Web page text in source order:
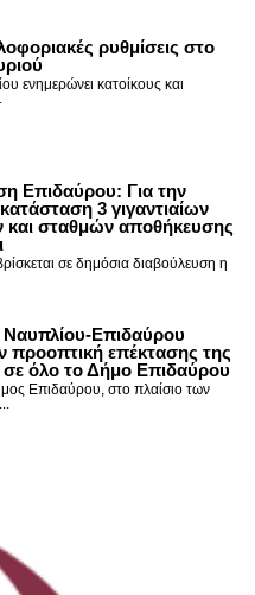
ρυθμίσεις στο
ενημερώνει κατοίκους και
Επιδαύρου: Για την
3 γιγαντιαίων
και σταθμών αποθήκευσης
σε δημόσια διαβούλευση η
Επιδαύρου
προοπτική επέκτασης της
όλο το Δήμο Επιδαύρου
Επιδαύρου, στο πλαίσιο των